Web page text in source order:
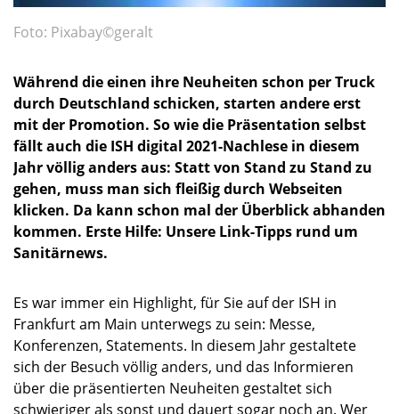
Foto: Pixabay©geralt
Während die einen ihre Neuheiten schon per Truck
durch Deutschland schicken, starten andere erst
mit der Promotion. So wie die Präsentation selbst
fällt auch die ISH digital 2021-Nachlese in diesem
Jahr völlig anders aus: Statt von Stand zu Stand zu
gehen, muss man sich fleißig durch Webseiten
klicken. Da kann schon mal der Überblick abhanden
kommen. Erste Hilfe: Unsere Link-Tipps rund um
Sanitärnews.
Es war immer ein Highlight, für Sie auf der ISH in
Frankfurt am Main unterwegs zu sein: Messe,
Konferenzen, Statements. In diesem Jahr gestaltete
sich der Besuch völlig anders, und das Informieren
über die präsentierten Neuheiten gestaltet sich
schwieriger als sonst und dauert sogar noch an. Wer